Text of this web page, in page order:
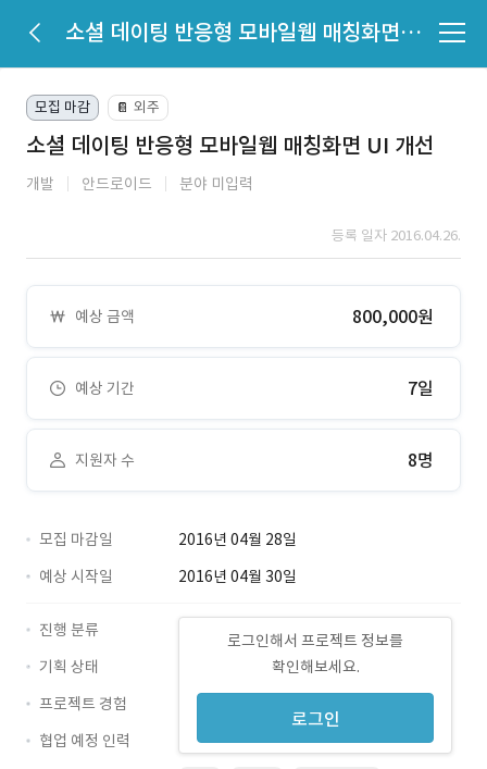
소셜 데이팅 반응형 모바일웹 매칭화면 UI 개선
모집 마감 📔 외주
소셜 데이팅 반응형 모바일웹 매칭화면 UI 개선
개발 안드로이드 분야 미입력
등록 일자 2016.04.26.
예상 금액 800,000원
예상 기간 7일
지원자 수 8명
모집 마감일
2016년 04월 28일
예상 시작일
2016년 04월 30일
로그인해서 프로젝트 정보를
확인해보세요.
로그인
진행 분류
기획 상태
프로젝트 경험
협업 예정 인력